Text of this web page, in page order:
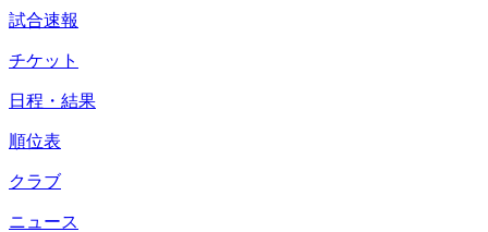
試合速報
チケット
日程・結果
順位表
クラブ
ニュース